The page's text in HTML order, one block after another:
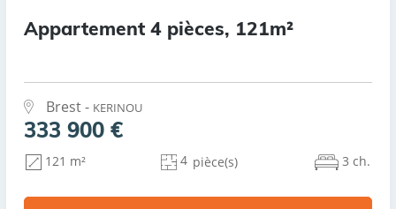
Appartement 4 pièces, 121m²
Brest - KERINOU
333 900 €
121 m² 4 pièce(s) 3 ch.